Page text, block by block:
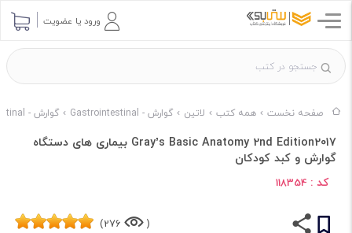
ورود یا عضویت
صفحه نخست همه کتب لاتین گوارش - Gastrointestinal گوارش - Gastrointestinal ناشر ELSEVIER
Gray’s Basic Anatomy 2nd Edition2017 بیماری های دستگاه
گوارش و کبد کودکان
کد : 118354
(
276)